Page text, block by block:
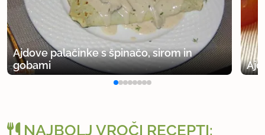
Ajdove palačinke s špinačo, sirom in
gobami
NAJBOLJ VROČI RECEPTI: